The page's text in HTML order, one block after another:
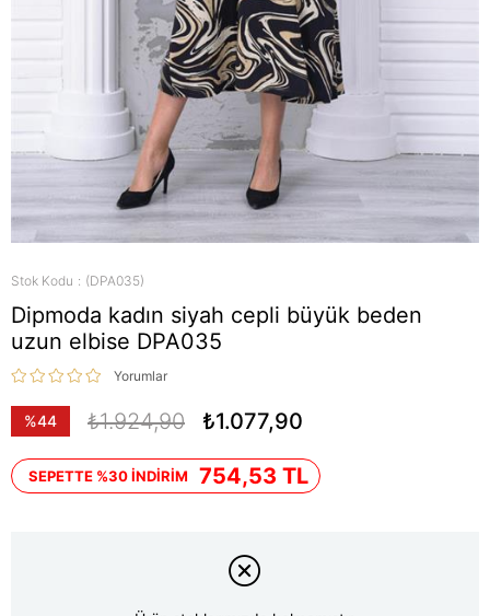
Stok Kodu (DPA035)
Dipmoda kadın siyah cepli büyük beden
uzun elbise DPA035
Yorumlar
%44
₺1.924,90 ₺1.077,90
SEPETTE %30 İNDİRİM 754,53 TL